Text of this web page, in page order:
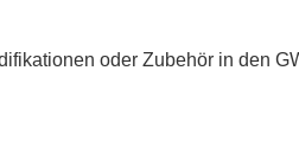
oder Zubehör in den